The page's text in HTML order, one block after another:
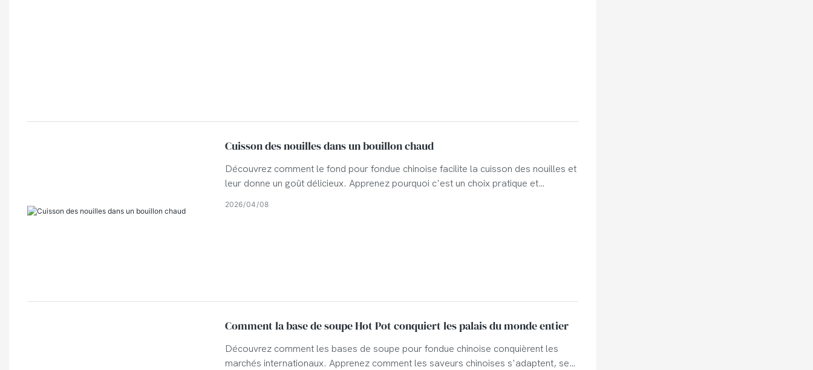
Cuisson des nouilles dans un bouillon chaud
Découvrez comment le fond pour fondue chinoise facilite la cuisson des nouilles et
leur donne un goût délicieux. Apprenez pourquoi c'est un choix pratique et
2026 04 08
Comment la base de soupe Hot Pot conquiert les palais du monde entier
Découvrez comment les bases de soupe pour fondue chinoise conquièrent les
marchés internationaux. Apprenez comment les saveurs chinoises s'adaptent, se